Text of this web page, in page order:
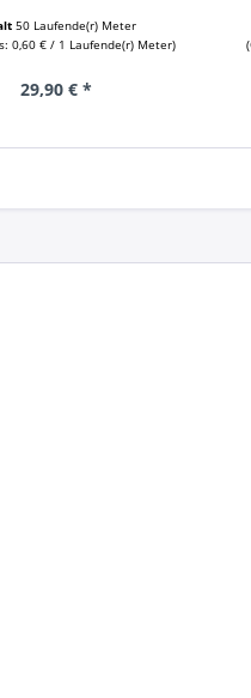
50 Laufende(r) Meter
0,60 € / 1 Laufende(r) Meter)
29,90 € *